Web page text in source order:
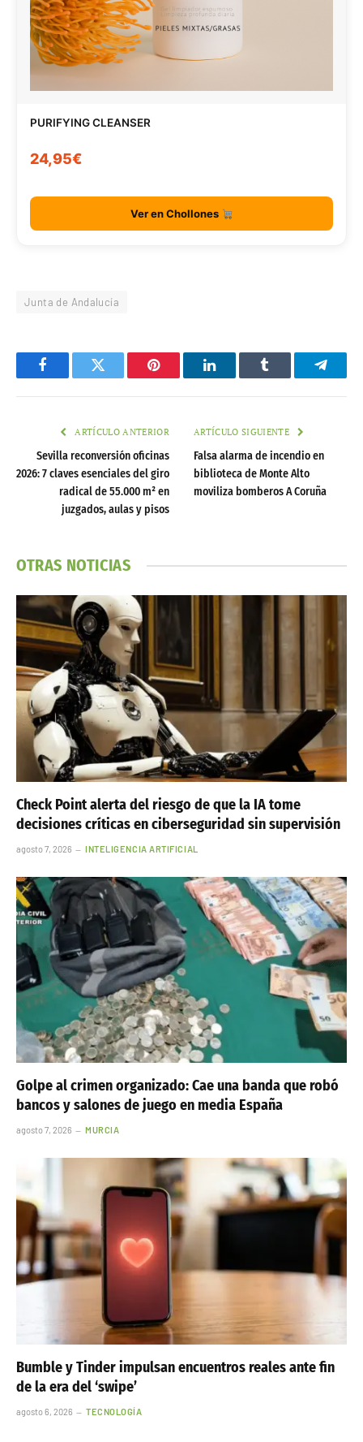
PURIFYING CLEANSER
24,95€
Ver en Chollones
Junta de Andalucía
FacebookTwitter Pinterest LinkedInTumblr
ARTÍCULO ANTERIOR
Sevilla reconversión oficinas
2026: 7 claves esenciales del giro
radical de 55.000 m² en
juzgados, aulas y pisos
ARTÍCULO SIGUIENTE
Falsa alarma de incendio en
biblioteca de Monte Alto
moviliza bomberos A Coruña
OTRAS NOTICIAS
Check Point alerta del riesgo de que la IA tome
decisiones críticas en ciberseguridad sin supervisión
agosto 7, 2026 INTELIGENCIA ARTIFICIAL
Golpe al crimen organizado: Cae una banda que robó
bancos y salones de juego en media España
agosto 7, 2026 MURCIA
Bumble y Tinder impulsan encuentros reales ante fin
de la era del ‘swipe’
agosto 6, 2026 TECNOLOGÍA